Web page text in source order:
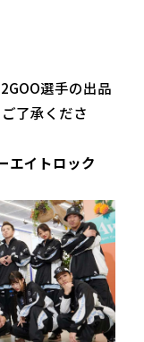
選手の出品
了承くださ
エイトロック